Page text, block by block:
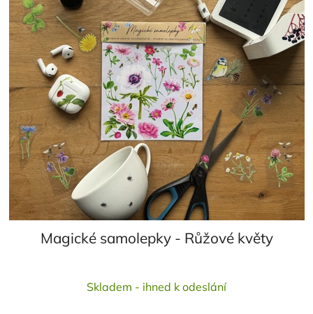
Magické samolepky - Růžové květy
hodnocení
Skladem - ihned k odeslání